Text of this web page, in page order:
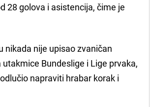
28 golova i asistencija, čime je
nikada nije upisao zvaničan
Bundeslige i Lige prvaka,
napraviti hrabar korak i